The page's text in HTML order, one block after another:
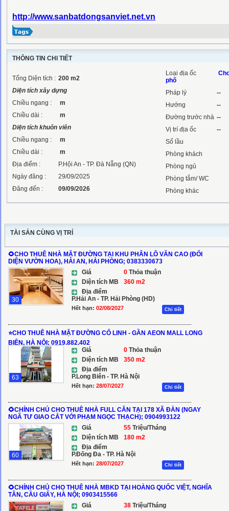
http://www.sanbatdongsanviet.net.vn
THÔNG TIN CHI TIẾT
Tổng Diện tích : 200 m2
Diện tích xây dựng
Chiều ngang :
m
Chiều dài :
m
Diện tích khuôn viên
Chiều ngang :
m
Chiều dài :
m
Địa điểm :
P.Hội An - TP. Đà Nẵng (QN)
Ngày đăng :
29/09/2025
Đăng đến :
09/09/2026
Loại địa ốc
phố
Pháp lý
--
Hướng
--
Đường trước nhà --
Vị trí địa ốc
--
Số lầu
Phòng khách
Phòng ngủ
Phòng tắm/ WC
Phòng khác
TÀI SẢN CÙNG VỊ TRÍ
🌻CHO THUÊ NHÀ MẶT ĐƯỜNG TẠI KHU PHÂN LÔ VĂN CAO (ĐỐI
DIỆN VƯỜN HOA), HẢI AN, HẢI PHÒNG; 0383330673
30
Giá 0 Thỏa thuận
Diện tích MB
360 m2
Địa điểm
P.Hải An - TP. Hải Phòng (HD)
Hết hạn: 02/08/2027 Chi tiết
⭐️CHO THUÊ NHÀ MẶT ĐƯỜNG CỔ LINH - GẦN AEON MALL LONG
BIÊN, HÀ NỘI; 0919.882.402
63
Giá 0 Thỏa thuận
Diện tích MB
350 m2
Địa điểm
P.Long Biên - TP. Hà Nội
Hết hạn: 28/07/2027 Chi tiết
🌻CHÍNH CHỦ CHO THUÊ NHÀ FULL CĂN TẠI 178 XÃ ĐÀN (NGAY
NGÃ TƯ GIAO CẮT VỚI PHẠM NGỌC THẠCH); 0904993122
60
Giá 55 Triệu/Tháng
Diện tích MB
180 m2
Địa điểm
P.Đống Đa - TP. Hà Nội
Hết hạn: 28/07/2027 Chi tiết
🌻CHÍNH CHỦ CHO THUÊ NHÀ MBKD TẠI HOÀNG QUỐC VIỆT, NGHĨA
TÂN, CẦU GIẤY, HÀ NỘI; 0903415566
Giá 38 Triệu/Tháng